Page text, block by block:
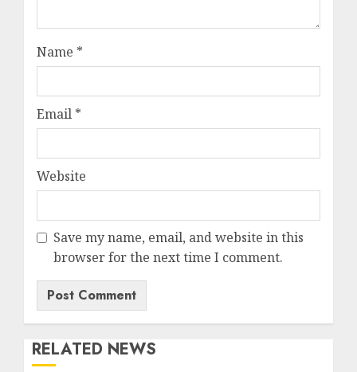
Name *
Email *
Website
Save my name, email, and website in this
browser for the next time I comment.
RELATED NEWS